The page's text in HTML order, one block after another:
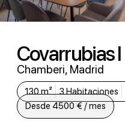
Covarrubias I
Chamberi, Madrid
130 m² 3 Habitaciones
Desde 4500 € / mes